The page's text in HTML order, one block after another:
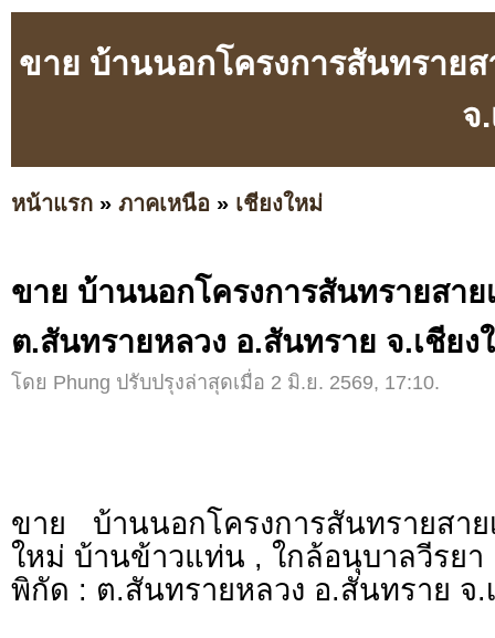
ขาย บ้านนอกโครงการสันทราย
จ
หน้าแรก » ภาคเหนือ » เชียงใหม่
ขาย บ้านนอกโครงการสันทรายสาย
ต.สันทรายหลวง อ.สันทราย จ.เชียง
โดย Phung ปรับปรุงล่าสุดเมื่อ 2 มิ.ย. 2569, 17:10.
ขาย บ้านนอกโครงการสันทรายสา
ใหม่ บ้านข้าวแท่น , ใกล้อนุบาลวีรยา
พิกัด : ต.สันทรายหลวง อ.สันทราย จ.